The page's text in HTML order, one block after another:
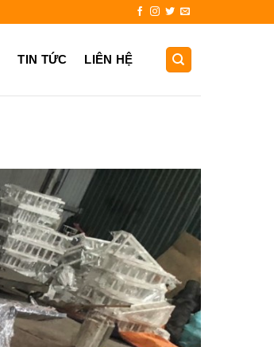
TIN TỨC LIÊN HỆ